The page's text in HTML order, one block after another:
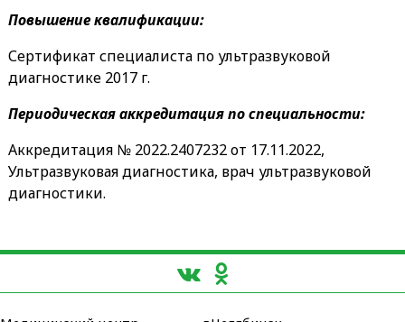
Повышение квалификации:
Сертификат специалиста по ультразвуковой
диагностике 2017 г.
Периодическая аккредитация по специальности:
Аккредитация № 2022.2407232 от 17.11.2022,
Ультразвуковая диагностика, врач ультразвуковой
диагностики.